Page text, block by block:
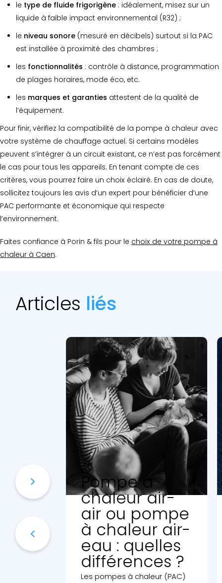
le type de fluide frigorigène : idéalement, misez sur un
liquide à faible impact environnemental (R32) ;
le niveau sonore (mesuré en décibels) surtout si la PAC
est installée à proximité des chambres ;
les fonctionnalités : contrôle à distance, programmation
de plages horaires, mode éco, etc.
les marques et garanties attestent de la qualité de
l’équipement.
Pour finir, vérifiez la compatibilité de la pompe à chaleur avec
votre système de chauffage actuel. Si certains modèles
peuvent s’intégrer à un circuit existant, ce n’est pas forcément
le cas pour tous les appareils. En tenant compte de ces
critères, vous pourrez faire un choix éclairé. En cas de doute,
sollicitez toujours les avis d’un expert pour bénéficier d’une
PAC performante et économique qui respecte
l’environnement.
Faites confiance à Porin & fils pour le choix de votre pompe à
chaleur à Caen.
Articles liés
Pompe à
chaleur air-
air ou pompe
à chaleur air-
eau : quelles
différences ?
Les pompes à chaleur (PAC)